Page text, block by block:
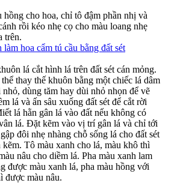
hồng cho hoa, chỉ tô đậm phần nhị và
rồi kéo nhẹ cọ cho màu loang nhẹ
trên.
lá cắt hình lá trên đất sét cán mỏng.
thay thế khuôn bằng một chiếc lá dâm
nhỏ, dùng tăm hay dùi nhỏ nhọn để vẽ
lá và ấn sâu xuống đất sét để cắt rời
lá hằn gân lá vào đất nếu không có
lá. Đặt kẽm vào vị trí gân lá và chỉ tới
đôi nhẹ nhàng chỗ sống lá cho đất sét
kẽm. Tô màu xanh cho lá, màu khô thì
nâu cho diềm lá. Pha màu xanh lam
được màu xanh lá, pha màu hồng với
được màu nâu.